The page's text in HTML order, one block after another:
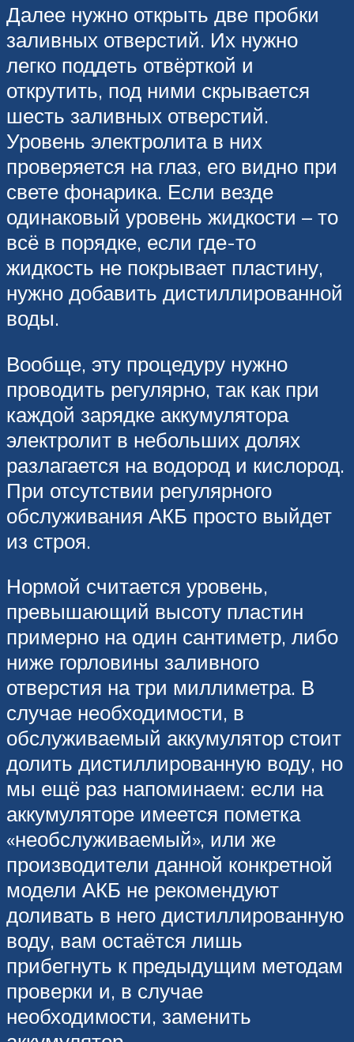
Далее нужно открыть две пробки
заливных отверстий. Их нужно
легко поддеть отвёрткой и
открутить, под ними скрывается
шесть заливных отверстий.
Уровень электролита в них
проверяется на глаз, его видно при
свете фонарика. Если везде
одинаковый уровень жидкости – то
всё в порядке, если где-то
жидкость не покрывает пластину,
нужно добавить дистиллированной
воды.
Вообще, эту процедуру нужно
проводить регулярно, так как при
каждой зарядке аккумулятора
электролит в небольших долях
разлагается на водород и кислород.
При отсутствии регулярного
обслуживания АКБ просто выйдет
из строя.
Нормой считается уровень,
превышающий высоту пластин
примерно на один сантиметр, либо
ниже горловины заливного
отверстия на три миллиметра. В
случае необходимости, в
обслуживаемый аккумулятор стоит
долить дистиллированную воду, но
мы ещё раз напоминаем: если на
аккумуляторе имеется пометка
«необслуживаемый», или же
производители данной конкретной
модели АКБ не рекомендуют
доливать в него дистиллированную
воду, вам остаётся лишь
прибегнуть к предыдущим методам
проверки и, в случае
необходимости, заменить